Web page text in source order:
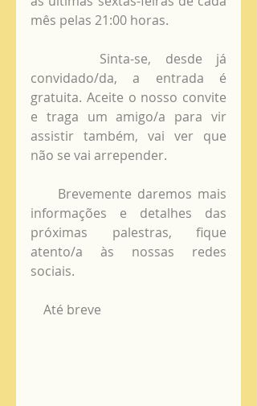
mês pelas 21:00 horas.
convidado/da, a entrada é
gratuita. Aceite o nosso convite
e traga um amigo/a para vir
assistir também, vai ver que
não se vai arrepender.
informações e detalhes das
próximas palestras, fique
atento/a às nossas redes
sociais.
    Até breve